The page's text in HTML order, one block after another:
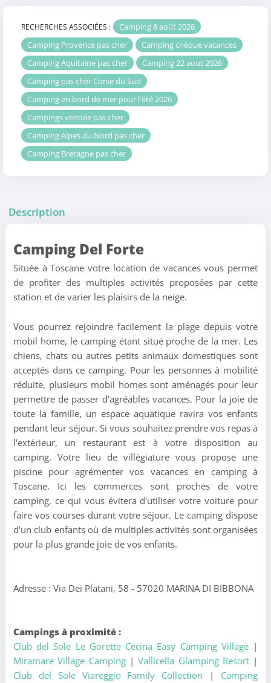
RECHERCHES ASSOCIÉES :
Camping 8 août 2026
Camping Provence pas cher
Camping chèque vacances
Camping Aquitaine pas cher
Camping 22 aout 2026
Camping pas cher Corse du Sud
Camping en bord de mer pour l'été 2026
Campings vendée pas cher
Camping Alpes du Nord pas cher
Camping Bretagne pas cher
Description
Camping Del Forte
Située à Toscane votre location de vacances vous permet
de profiter des multiples activités proposées par cette
station et de varier les plaisirs de la neige.
Vous pourrez rejoindre facilement la plage depuis votre
mobil home, le camping étant situé proche de la mer. Les
chiens, chats ou autres petits animaux domestiques sont
acceptés dans ce camping. Pour les personnes à mobilité
réduite, plusieurs mobil homes sont aménagés pour leur
permettre de passer d'agréables vacances. Pour la joie de
toute la famille, un espace aquatique ravira vos enfants
pendant leur séjour. Si vous souhaitez prendre vos repas à
l'extérieur, un restaurant est à votre disposition au
camping. Votre lieu de villégiature vous propose une
piscine pour agrémenter vos vacances en camping à
Toscane. Ici les commerces sont proches de votre
camping, ce qui vous évitera d'utiliser votre voiture pour
faire vos courses durant votre séjour. Le camping dispose
d'un club enfants où de multiples activités sont organisées
pour la plus grande joie de vos enfants.
Adresse : Via Dei Platani, 58 - 57020 MARINA DI BIBBONA
Campings à proximité :
Club del Sole Le Gorette Cecina Easy Camping Village|
Miramare Village Camping|Vallicella Glamping Resort|
Club del Sole Viareggio Family Collection | Camping